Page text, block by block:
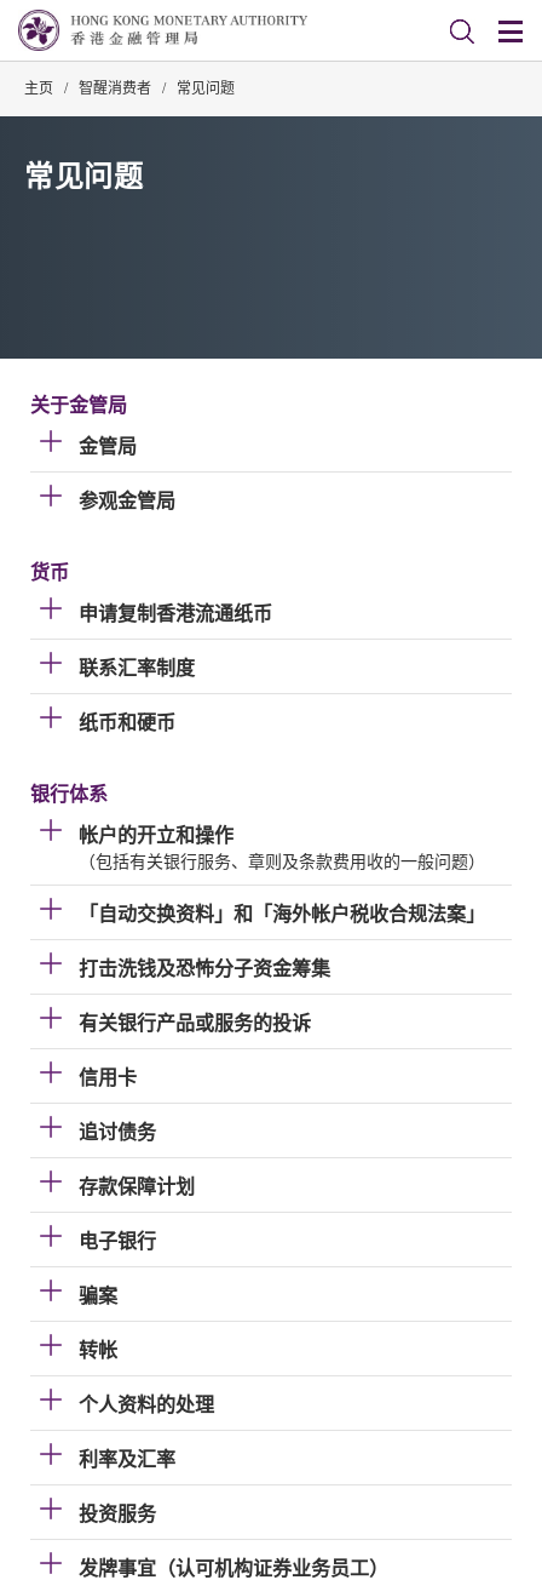
主页 / 智醒消费者 / 常见问题
常见问题
关于金管局
金管局
参观金管局
货币
申请复制香港流通纸币
联系汇率制度
纸币和硬币
银行体系
帐户的开立和操作
（包括有关银行服务、章则及条款费用收的一般问题）
「自动交换资料」和「海外帐户税收合规法案」
打击洗钱及恐怖分子资金筹集
有关银行产品或服务的投诉
信用卡
追讨债务
存款保障计划
电子银行
骗案
转帐
个人资料的处理
利率及汇率
投资服务
发牌事宜（认可机构证券业务员工）